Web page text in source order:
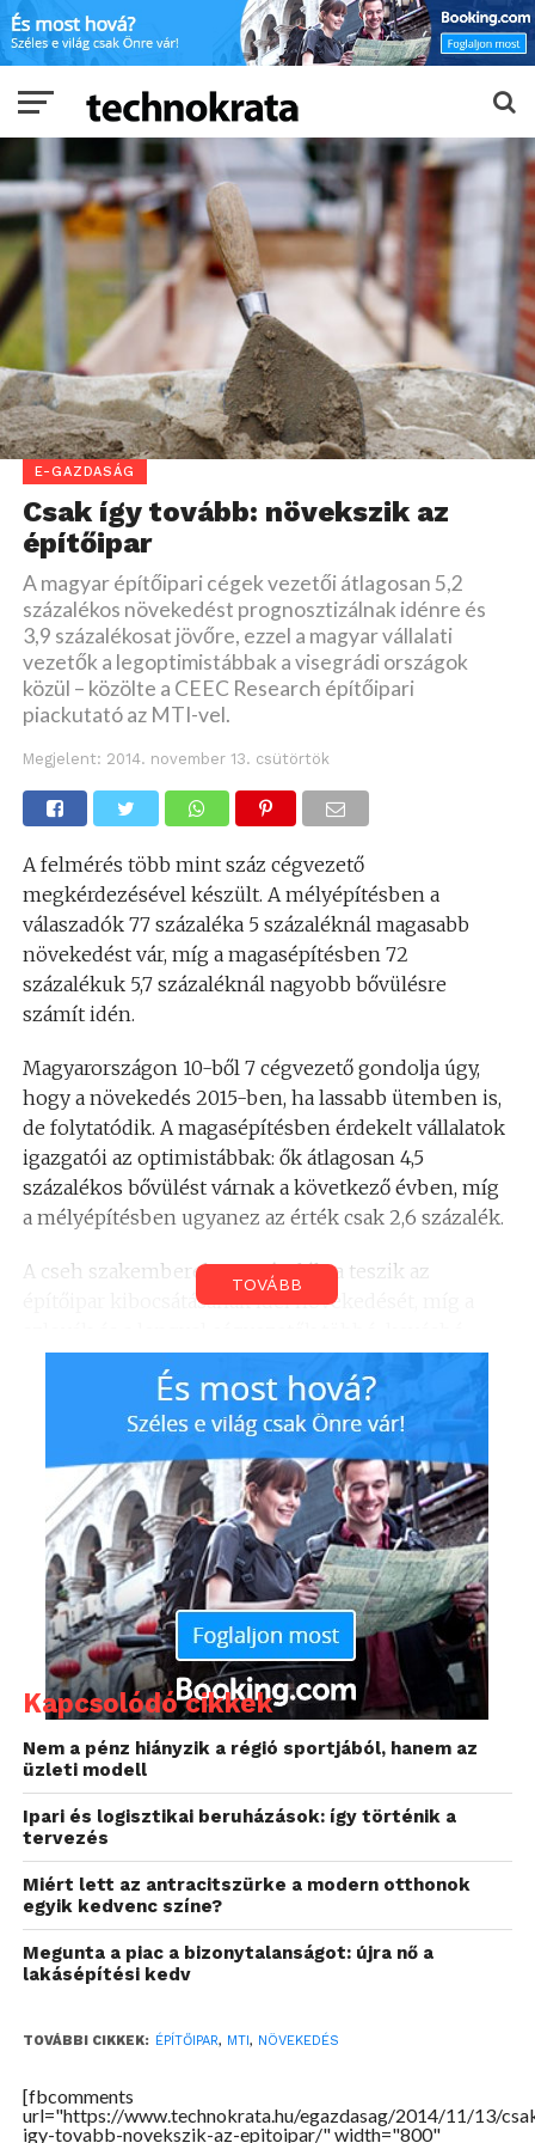
E-GAZDASÁG
Csak így tovább: növekszik az
építőipar
A magyar építőipari cégek vezetői átlagosan 5,2
százalékos növekedést prognosztizálnak idénre és
3,9 százalékosat jövőre, ezzel a magyar vállalati
vezetők a legoptimistábbak a visegrádi országok
közül – közölte a CEEC Research építőipari
piackutató az MTI-vel.
Megjelent: 2014. november 13. csütörtök
A felmérés több mint száz cégvezető
megkérdezésével készült. A mélyépítésben a
válaszadók 77 százaléka 5 százaléknál magasabb
növekedést vár, míg a magasépítésben 72
százalékuk 5,7 százaléknál nagyobb bővülésre
számít idén.
Magyarországon 10-ből 7 cégvezető gondolja úgy,
hogy a növekedés 2015-ben, ha lassabb ütemben is,
de folytatódik. A magasépítésben érdekelt vállalatok
igazgatói az optimistábbak: ők átlagosan 4,5
százalékos bővülést várnak a következő évben, míg
a mélyépítésben ugyanez az érték csak 2,6 százalék.
A cseh szakemberek 3,4 százalékra teszik az
építőipar kibocsátásának idei növekedését, míg a
A megrendelések növekedésével párhuzamosan
javulásra számítanak a magyar cégvezetők az
árbevételben is, bár ennek üteme csak fele a
kibocsátás várt bővülésének: átlagosan 2,8 százalék
idén, és 2,6 százalék jövőre. Ezeket az értékeket a
cégvezetők 69 százaléka látja reálisnak – a
magasépítés képviselői a bevételben is
optimistábbak.
résztvevőktől, hogy hajlandók-e önköltségi áron
üzletmenet fenntartása érdekében. Ebben
Magyarország tavaly óta nagyot lépett előre.
TOVÁBB
Kapcsolódó cikkek
Nem a pénz hiányzik a régió sportjából, hanem az
üzleti modell
Ipari és logisztikai beruházások: így történik a
tervezés
Miért lett az antracitszürke a modern otthonok
egyik kedvenc színe?
Megunta a piac a bizonytalanságot: újra nő a
lakásépítési kedv
TOVÁBBI CIKKEK: ÉPÍTŐIPAR, MTI , NÖVEKEDÉS
[fbcomments
url="https://www.technokrata.hu/egazdasag/2014/11/13/
igy-tovabb-novekszik-az-epitoipar/" width="800"